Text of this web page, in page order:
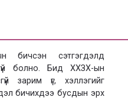
бичсэн сэтгэгдэлд
болно. Бид ХХЗХ-ын
зарим үг, хэллэгийг
бичихдээ бусдын эрх